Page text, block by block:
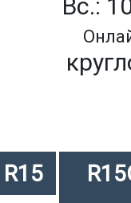
Вс.:
R15